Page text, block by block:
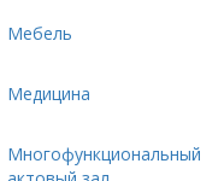
Мебель
Медицина
Многофункциональный